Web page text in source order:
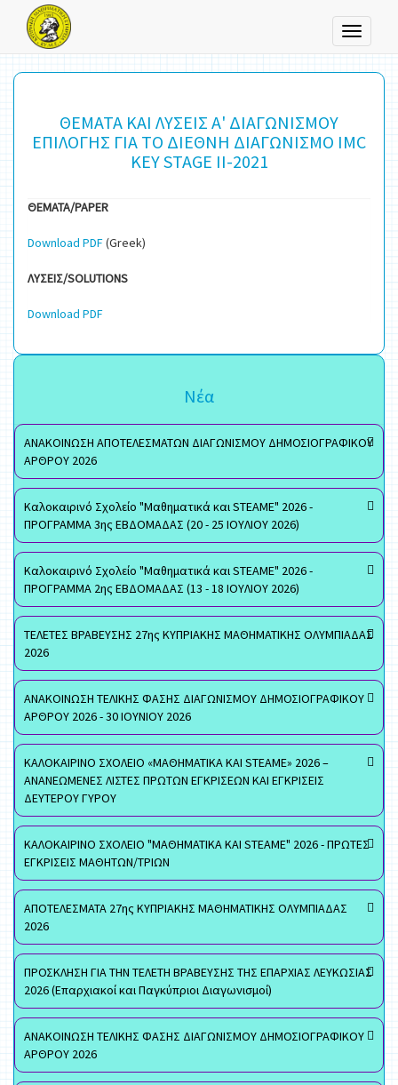
Toggle
ΘΕΜΑΤΑ ΚΑΙ ΛΥΣΕΙΣ Α' ΔΙΑΓΩΝΙΣΜΟΥ
ΕΠΙΛΟΓΗΣ ΓΙΑ ΤΟ ΔΙΕΘΝΗ ΔΙΑΓΩΝΙΣΜΟ IMC
KEY STAGE II-2021
ΘΕΜΑΤΑ/PAPER
Download PDF(Greek)
ΛΥΣΕΙΣ/SOLUTIONS
Download PDF
Νέα
ΑΝΑΚΟΙΝΩΣΗ ΑΠΟΤΕΛΕΣΜΑΤΩΝ ΔΙΑΓΩΝΙΣΜΟΥ ΔΗΜΟΣΙΟΓΡΑΦΙΚΟΥ
ΑΡΘΡΟΥ 2026
Καλοκαιρινό Σχολείο "Μαθηματικά και STEAME" 2026 -
ΠΡΟΓΡΑΜΜΑ 3ης ΕΒΔΟΜΑΔΑΣ (20 - 25 ΙΟΥΛΙΟΥ 2026)
Καλοκαιρινό Σχολείο "Μαθηματικά και STEAME" 2026 -
ΠΡΟΓΡΑΜΜΑ 2ης ΕΒΔΟΜΑΔΑΣ (13 - 18 ΙΟΥΛΙΟΥ 2026)
ΤΕΛΕΤΕΣ ΒΡΑΒΕΥΣΗΣ 27ης ΚΥΠΡΙΑΚΗΣ ΜΑΘΗΜΑΤΙΚΗΣ ΟΛΥΜΠΙΑΔΑΣ
2026
ΑΝΑΚΟΙΝΩΣΗ ΤΕΛΙΚΗΣ ΦΑΣΗΣ ΔΙΑΓΩΝΙΣΜΟΥ ΔΗΜΟΣΙΟΓΡΑΦΙΚΟΥ
ΑΡΘΡΟΥ 2026 - 30 ΙΟΥΝΙΟΥ 2026
ΚΑΛΟΚΑΙΡΙΝΟ ΣΧΟΛΕΙΟ «ΜΑΘΗΜΑΤΙΚΑ ΚΑΙ STEAME» 2026 –
ΑΝΑΝΕΩΜΕΝΕΣ ΛΙΣΤΕΣ ΠΡΩΤΩΝ ΕΓΚΡΙΣΕΩΝ ΚΑΙ ΕΓΚΡΙΣΕΙΣ
ΔΕΥΤΕΡΟΥ ΓΥΡΟΥ
ΚΑΛΟΚΑΙΡΙΝΟ ΣΧΟΛΕΙΟ "ΜΑΘΗΜΑΤΙΚΑ ΚΑΙ STEAME" 2026 - ΠΡΩΤΕΣ
ΕΓΚΡΙΣΕΙΣ ΜΑΘΗΤΩΝ/ΤΡΙΩΝ
ΑΠΟΤΕΛΕΣΜΑΤΑ 27ης ΚΥΠΡΙΑΚΗΣ ΜΑΘΗΜΑΤΙΚΗΣ ΟΛΥΜΠΙΑΔΑΣ
2026
ΠΡΟΣΚΛΗΣΗ ΓΙΑ ΤΗΝ ΤΕΛΕΤΗ ΒΡΑΒΕΥΣΗΣ ΤΗΣ ΕΠΑΡΧΙΑΣ ΛΕΥΚΩΣΙΑΣ
2026 (Επαρχιακοί και Παγκύπριοι Διαγωνισμοί)
ΑΝΑΚΟΙΝΩΣΗ ΤΕΛΙΚΗΣ ΦΑΣΗΣ ΔΙΑΓΩΝΙΣΜΟΥ ΔΗΜΟΣΙΟΓΡΑΦΙΚΟΥ
ΑΡΘΡΟΥ 2026